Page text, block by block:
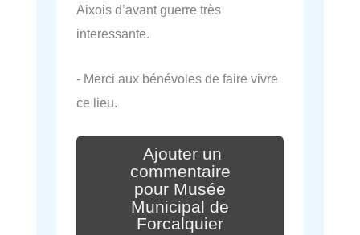
Aixois d’avant guerre très
interessante.
- Merci aux bénévoles de faire vivre
ce lieu.
Ajouter un
commentaire
pour Musée
Municipal de
Forcalquier